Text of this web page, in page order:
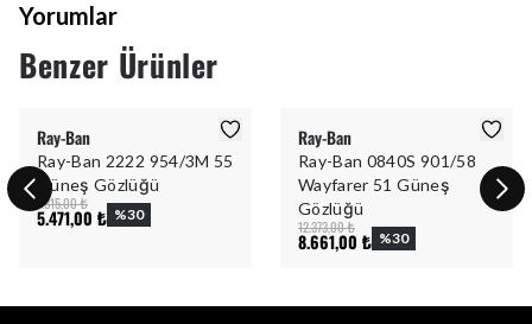
Yorumlar
Benzer Ürünler
Ray-Ban
Ray-Ban 2222 954/3M 55
Güneş Gözlüğü
7.815,00 ₺
5.471,00 ₺ %30
Ray-Ban
Ray-Ban 0840S 901/58
Wayfarer 51 Güneş
Gözlüğü
12.373,00 ₺
8.661,00 ₺ %30